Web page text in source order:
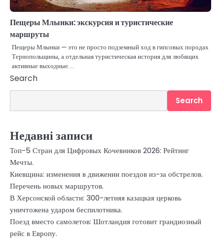
Пещеры Млынки: экскурсия и туристические
маршруты
Пещеры Млынки — это не просто подземный ход в гипсовых породах
Тернопольщины, а отдельная туристическая история для любящих
активные выходные.…
Search
Search
Недавні записи
Топ-5 Стран для Цифровых Кочевников 2026: Рейтинг
Мечты.
Киевщина: изменения в движении поездов из-за обстрелов.
Перечень новых маршрутов.
В Херсонской области: 300-летняя казацкая церковь
уничтожена ударом беспилотника.
Поезд вместо самолетов: Шотландия готовит грандиозный
рейс в Европу.